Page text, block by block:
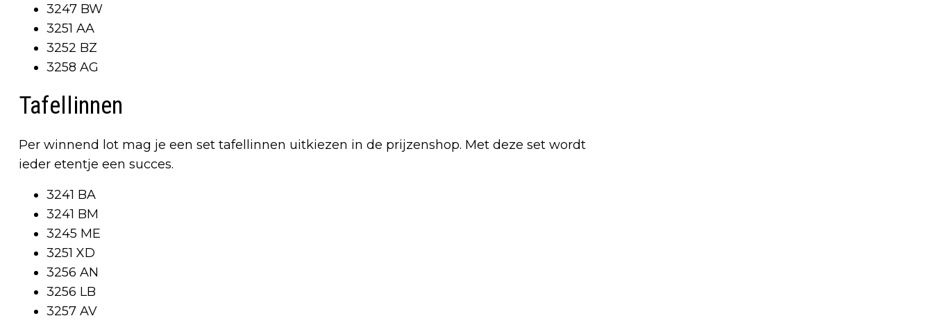
3247 BW
3251 AA
3252 BZ
3258 AG
Tafellinnen
Per winnend lot mag je een set tafellinnen uitkiezen in de prijzenshop. Met deze set wordt
ieder etentje een succes.
3241 BA
3241 BM
3245 ME
3251 XD
3256 AN
3256 LB
3257 AV